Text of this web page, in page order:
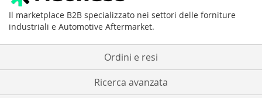
Il marketplace B2B specializzato nei settori delle forniture
industriali e Automotive Aftermarket.
Ordini e resi
Ricerca avanzata